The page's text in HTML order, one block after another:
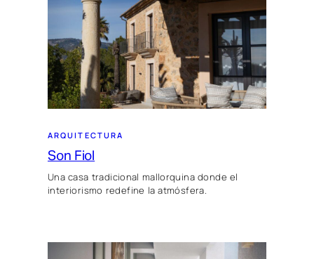
ARQUITECTURA
Son Fiol
Una casa tradicional mallorquina donde el
interiorismo redefine la atmósfera.